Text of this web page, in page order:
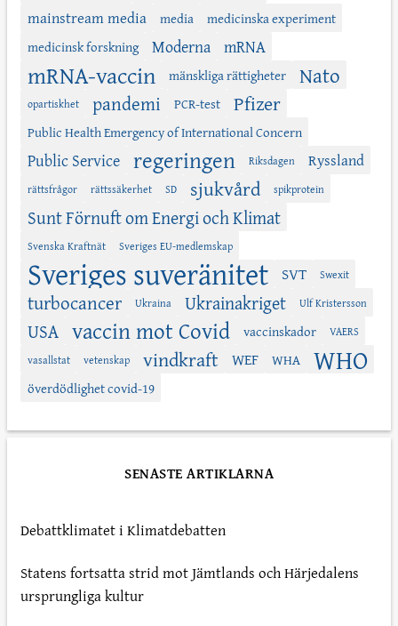
mainstream media media
medicinska experiment
medicinsk forskning
Moderna mRNA
mRNA-vaccin mänskliga rättigheter Nato
opartiskhet pandemi PCR-test Pfizer
Public Health Emergency of International Concern
Public Service regeringen Riksdagen Ryssland
rättsfrågor rättssäkerhet SD sjukvård spikprotein
Sunt Förnuft om Energi och Klimat
Svenska Kraftnät Sveriges EU-medlemskap
Sveriges suveränitet SVT Swexit
turbocancer Ukraina Ukrainakriget Ulf Kristersson
USA vaccin mot Covid vaccinskador
VAERS
vasallstat
vetenskap vindkraft WEF WHA WHO
överdödlighet covid-19
SENASTE ARTIKLARNA
Debattklimatet i Klimatdebatten
Statens fortsatta strid mot Jämtlands och Härjedalens
ursprungliga kultur